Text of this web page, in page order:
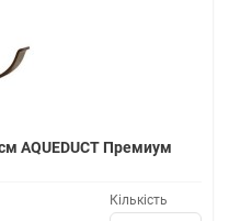
AQUEDUCT Премиум
Кількість